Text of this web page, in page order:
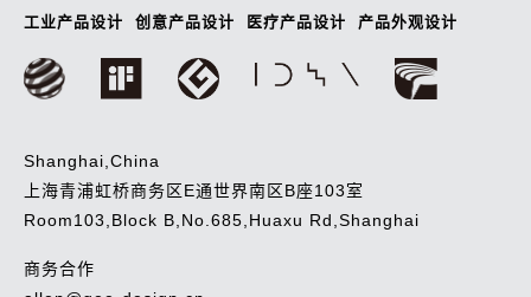
工业产品设计 创意产品设计 医疗产品设计 产品外观设计
Shanghai,China
上海青浦虹桥商务区E通世界南区B座103室
Room103,Block B,No.685,Huaxu Rd,Shanghai
商务合作